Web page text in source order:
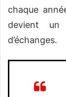
chaque
devient un
d’échanges.